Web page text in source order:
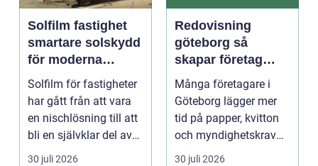
Solfilm fastighet
smartare solskydd
för moderna
byggnader
Solfilm för fastigheter
har gått från att vara
en nischlösning till att
bli en självklar del av
mode...
30 juli 2026
Redovisning
göteborg så
skapar företag
bättre kontroll och
mer tid
Många företagare i
Göteborg lägger mer
tid på papper, kvitton
och myndighetskrav
än på kunder och ut...
30 juli 2026